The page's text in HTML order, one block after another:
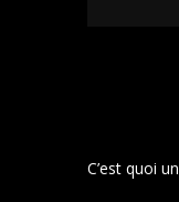
C’est quoi